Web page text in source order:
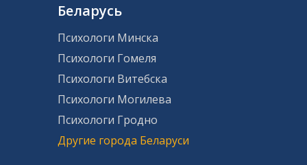
Беларусь
Психологи Минска
Психологи Гомеля
Психологи Витебска
Психологи Могилева
Психологи Гродно
Другие города Беларуси